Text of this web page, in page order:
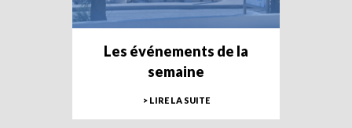
Les événements de la
semaine
> LIRE LA SUITE